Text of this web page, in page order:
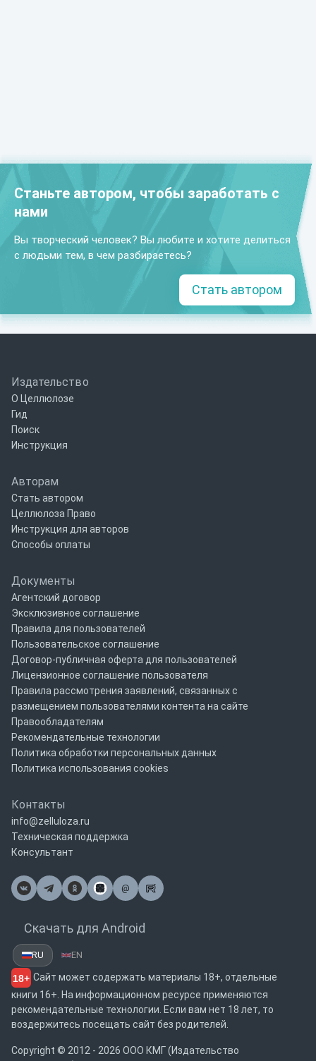
Станьте автором, чтобы заработать с
нами
Вы творческий человек? Вы любите и хотите делиться
с людьми тем, в чем разбираетесь?
Стать автором
Издательство
О Целлюлозе
Гид
Поиск
Инструкция
Авторам
Стать автором
Целлюлоза Право
Инструкция для авторов
Способы оплаты
Документы
Агентский договор
Эксклюзивное соглашение
Правила для пользователей
Пользовательское соглашение
Договор-публичная оферта для пользователей
Лицензионное соглашение пользователя
Правила рассмотрения заявлений, связанных с
размещением пользователями контента на сайте
Правообладателям
Рекомендательные технологии
Политика обработки персональных данных
Политика использования cookies
Контакты
info@zelluloza.ru
Техническая поддержка
Консультант
@
Почта
Скачать для Android
RU EN
18+ Сайт может содержать материалы 18+, отдельные
книги 16+. На информационном ресурсе применяются
рекомендательные технологии. Если вам нет 18 лет, то
воздержитесь посещать сайт без родителей.
Copyright © 2012 - 2026 ООО КМГ (Издательство